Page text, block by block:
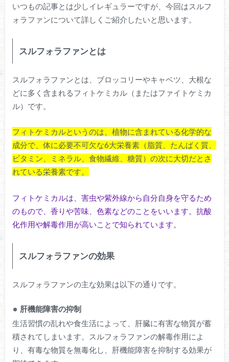
いつもの記事とは少しイレギュラーですが、今回はスルフ
ォラファンについて詳しくご紹介したいと思います。
スルフォラファンとは
スルフォラファンとは、ブロッコリーやキャベツ、大根な
どに多く含まれるフィトケミカル（またはファイトケミカ
ル）です。
フィトケミカルというのは、植物に含まれている化学的な
成分で、体に必要不可欠な6大栄養素（脂質、たんぱく質、
ビタミン、ミネラル、食物繊維、糖質）の次に大切だとさ
れている栄養素です。
フィトケミカルは、害虫や紫外線から自分自身を守るため
のもので、香りや苦味、色素などのことをいいます。抗酸
化作用や解毒作用が高いことで知られています。
スルフォラファンの効果
スルフォラファンの主な効果は以下の通りです。
肝機能障害の抑制
生活習慣の乱れや食生活によって、肝臓に有害な物質が蓄
積されてしまいます。スルフォラファンの解毒作用によ
り、有毒な物質を無毒化し、肝機能障害を抑制する効果が